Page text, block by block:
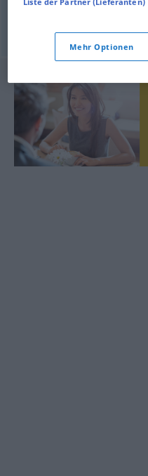
© OpenThesaurus.de
Mehr Optionen